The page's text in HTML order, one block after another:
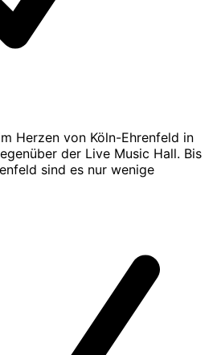
Herzen von Köln-Ehrenfeld in
der Live Music Hall. Bis
sind es nur wenige